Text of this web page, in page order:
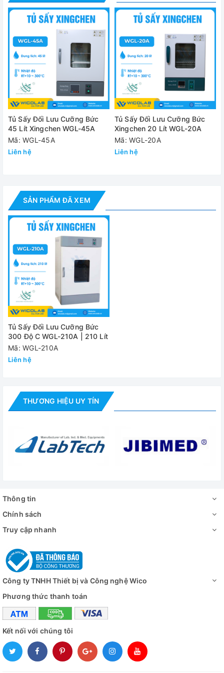
- Tài liệu Hướng dẫn sử dụng
Thông số kỹ thuật
Model WGL-210A
Thể tích buồng
sấy
210 lít
Phạm vi nhiệt độ RT+10°C - 300°C
Độ phân giải ±0.1°C
Độ chính xác nhiệt
Kích thước trong 500 x 600 x 700 mm
Kích thước ngoài 705 x 735 x 1190 mm
Nguồn điện 220V
Công suất 3000w
Khối lượng
(NW/GW)
68kg
Đánh giá
Tủ Sấy Đối Lưu Cưỡng Bức
45 Lít Xingchen WGL-45A
Mã: WGL-45A
Liên hệ
Tủ Sấy Đối Lưu Cưỡng Bức
Xingchen 20 Lít WGL-20A
Mã: WGL-20A
Liên hệ
SẢN PHẨM ĐÃ XEM
Tủ Sấy Đối Lưu Cưỡng Bức
300 Độ C WGL-210A | 210 Lít
Mã: WGL-210A
Liên hệ
THƯƠNG HIỆU UY TÍN
Thông tin
Chính sách
Truy cập nhanh
Công ty TNHH Thiết bị và Công nghệ Wico
Phương thức thanh toán
Kết nối với chúng tôi